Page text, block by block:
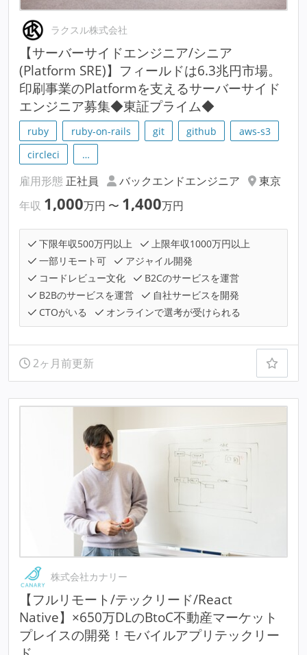
ラクスル株式会社
【サーバーサイドエンジニア/シニア
(Platform SRE)】フィールドは6.3兆円市場。
印刷事業のPlatformを支えるサーバーサイド
エンジニア募集◆東証プライム◆
ruby ruby-on-rails git github
aws-s3
circleci
…
雇用形態 正社員 バックエンドエンジニア
東京
年収 1,000万円 〜 1,400万円
下限年収500万円以上
上限年収1000万円以上
一部リモート可
アジャイル開発
コードレビュー文化
B2Cのサービスを運営
B2Bのサービスを運営
自社サービスを開発
CTOがいる
オンラインで選考が受けられる
2ヶ月前更新
株式会社カナリー
【フルリモート/テックリード/React
Native】×650万DLのBtoC不動産マーケット
プレイスの開発！モバイルアプリテックリー